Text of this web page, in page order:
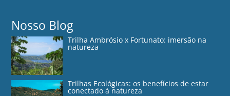
Nosso Blog
Trilha Ambrósio x Fortunato: imersão na
natureza
Trilhas Ecológicas: os benefícios de estar
conectado à natureza